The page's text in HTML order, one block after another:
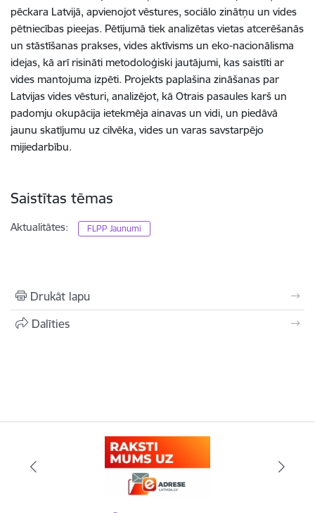
pēckara Latvijā, apvienojot vēstures, sociālo zinātņu un vides
pētniecības pieejas. Pētījumā tiek analizētas vietas atcerēšanās
un stāstīšanas prakses, vides aktīvisms un eko-nacionālisma
idejas, kā arī risināti metodoloģiski jautājumi, kas saistīti ar
vides mantojuma izpēti. Projekts paplašina zināšanas par
Latvijas vides vēsturi, analizējot, kā Otrais pasaules karš un
padomju okupācija ietekmēja ainavas un vidi, un piedāvā
jaunu skatījumu uz cilvēka, vides un varas savstarpējo
mijiedarbību.
Saistītas tēmas
Aktualitātes: FLPP Jaunumi
Drukāt lapu
Dalīties